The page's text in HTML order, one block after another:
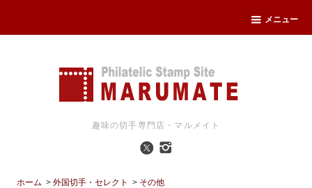
メニュー
趣味の切手専門店・マルメイト
ホーム >外国切手・セレクト > その他